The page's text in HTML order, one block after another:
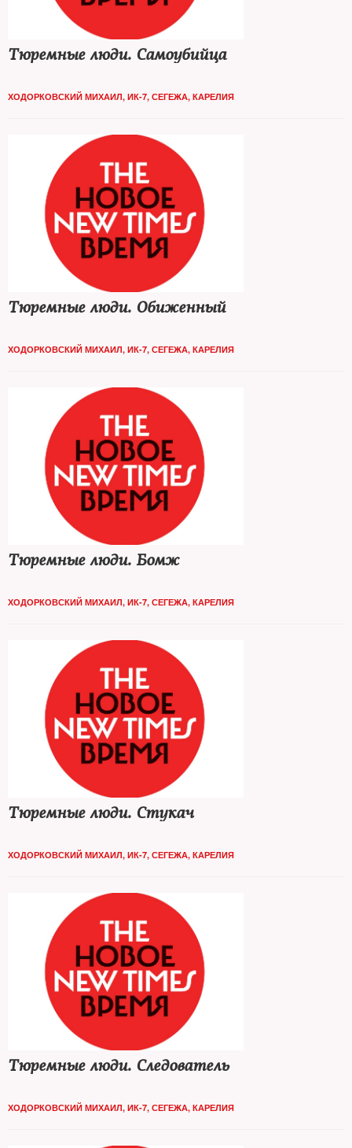
Тюремные люди. Самоубийца
ХОДОРКОВСКИЙ МИХАИЛ, ИК-7, СЕГЕЖА, КАРЕЛИЯ
Тюремные люди. Обиженный
ХОДОРКОВСКИЙ МИХАИЛ, ИК-7, СЕГЕЖА, КАРЕЛИЯ
Тюремные люди. Бомж
ХОДОРКОВСКИЙ МИХАИЛ, ИК-7, СЕГЕЖА, КАРЕЛИЯ
Тюремные люди. Стукач
ХОДОРКОВСКИЙ МИХАИЛ, ИК-7, СЕГЕЖА, КАРЕЛИЯ
Тюремные люди. Следователь
ХОДОРКОВСКИЙ МИХАИЛ, ИК-7, СЕГЕЖА, КАРЕЛИЯ